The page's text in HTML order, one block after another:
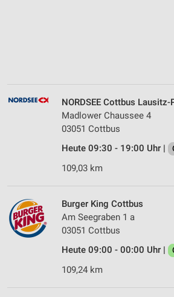
NORDSEE Cottbus Lausitz-
Madlower Chaussee 4
03051 Cottbus
Heute 09:30 - 19:00 Uhr |
109,03 km
Burger King Cottbus
Am Seegraben 1 a
03051 Cottbus
Heute 09:00 - 00:00 Uhr |
109,24 km